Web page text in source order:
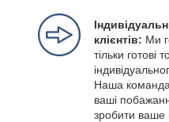
клієнтів: Ми
тільки готові
Наша команда
ваші
зробити ваше